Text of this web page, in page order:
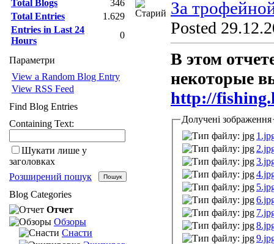
За
Posted
В этом
некоторые
http://
Долучені зображення
Total Blogs
346
Total Entries
1.629
Entries in Last 24
Hours
0
Параметри
View a Random Blog Entry
View RSS Feed
Find Blog Entries
Containing Text:
Шукати лише у
заголовках
Розширений пошук
Blog Categories
Отчет
Обзоры
Снасти